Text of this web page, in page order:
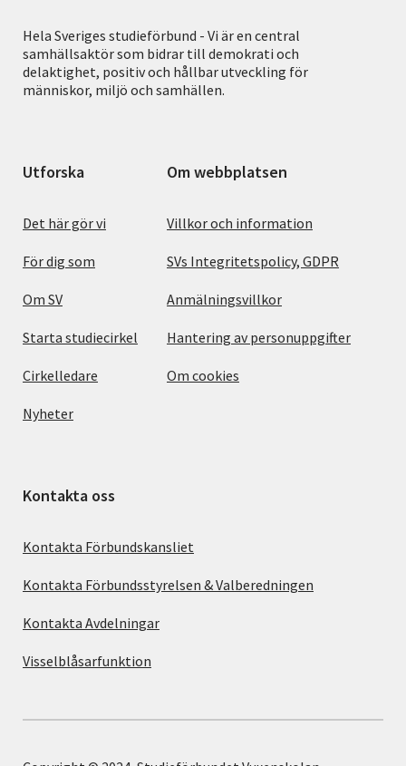
Hela Sveriges studieförbund - Vi är en central
samhällsaktör som bidrar till demokrati och
delaktighet, positiv och hållbar utveckling för
människor, miljö och samhällen.
Utforska
Det här gör vi
För dig som
Om SV
Starta studiecirkel
Cirkelledare
Nyheter
Om webbplatsen
Villkor och information
SVs Integritetspolicy, GDPR
Anmälningsvillkor
Hantering av personuppgifter
Om cookies
Kontakta oss
Kontakta Förbundskansliet
Kontakta Förbundsstyrelsen & Valberedningen
Kontakta Avdelningar
Visselblåsarfunktion